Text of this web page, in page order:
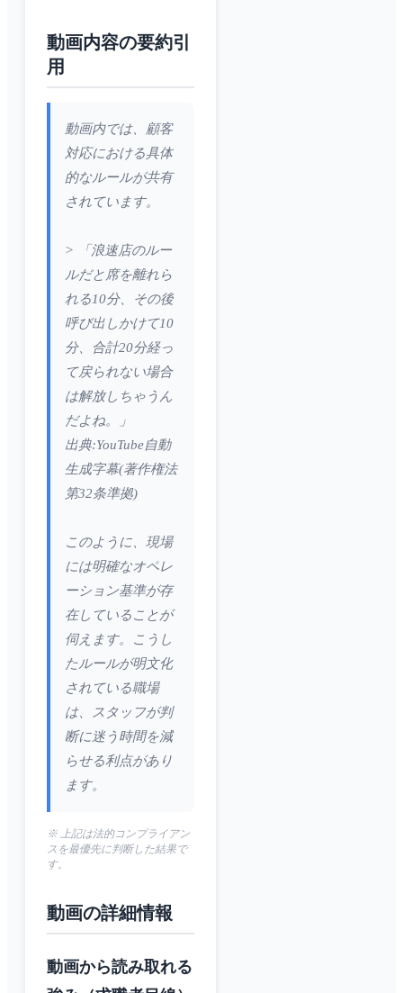
動画内容の要約引
用
動画内では、顧客
対応における具体
的なルールが共有
されています。
> 「浪速店のルー
ルだと席を離れら
れる10分、その後
呼び出しかけて10
分、合計20分経っ
て戻られない場合
は解放しちゃうん
だよね。」
出典:YouTube自動
生成字幕(著作権法
第32条準拠)
このように、現場
には明確なオペレ
ーション基準が存
在していることが
伺えます。こうし
たルールが明文化
されている職場
は、スタッフが判
断に迷う時間を減
らせる利点があり
ます。
※ 上記は法的コンプライアン
スを最優先に判断した結果で
す。
動画の詳細情報
動画から読み取れる